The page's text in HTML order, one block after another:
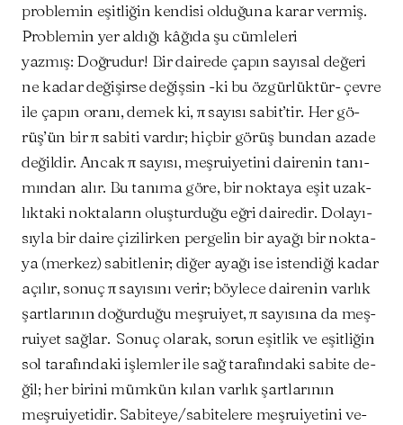
problemin eşitliğin kendisi olduğuna karar vermiş.
Problemin yer aldığı kâğıda şu cümleleri
yazmış: Doğrudur! Bir da­ire­de ça­pın sa­yı­sal de­ğe­ri
ne ka­dar de­ği­şir­se de­ğiş­sin -ki bu öz­gür­lük­tür- çev­re
ile ça­pın ora­nı, de­mek ki, πsa­yı­sı sa­bit’tir. Her gö­
rüş’ün bir π sa­bi­ti var­dır; hiç­bir gö­rüş bun­dan aza­de
de­ğil­dir. An­cak π sa­yı­sı, meş­ru­iye­ti­ni da­ire­nin ta­nı­
mın­dan alır. Bu ta­nı­ma gö­re, bir nok­ta­ya eşit uzak­
lık­ta­ki nok­ta­la­rın oluş­tur­du­ğu eğ­ri da­ire­dir. Do­la­yı­
sıy­la bir dai­re çi­zi­lir­ken per­ge­lin bir aya­ğı bir nok­ta­
ya (mer­kez) sa­bit­le­nir; di­ğer aya­ğı ise is­ten­di­ği ka­dar
açı­lır, so­nuç π sa­yı­sı­nı ve­rir; böy­le­ce da­ire­nin var­lık
şart­la­rı­nın do­ğur­du­ğu meş­rui­yet, π sa­yı­sı­na da meş­
rui­yet sağ­lar. So­nuç ola­rak, so­run eşit­lik ve eşit­li­ğin
sol ta­ra­fın­da­ki iş­lem­ler ile sağ ta­ra­fın­da­ki sa­bi­te de­
ğil; her bi­ri­ni müm­kün kı­lan var­lık şart­la­rı­nın
meşruiyetidir. Sa­bi­te­ye/sa­bi­te­le­re meş­ru­iye­ti­ni ve­